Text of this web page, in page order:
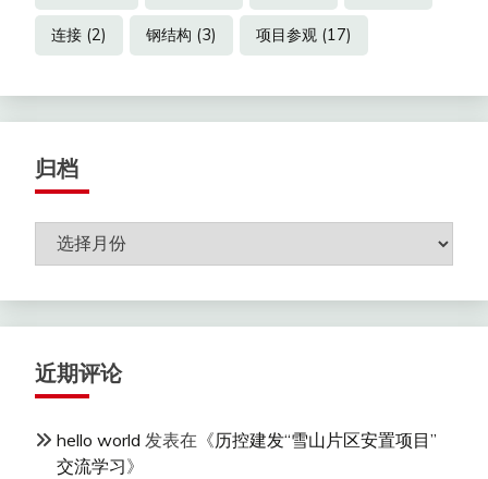
连接 (2) 钢结构 (3) 项目参观 (17)
归档
近期评论
hello world 发表在《历控建发“雪山片区安置项目”
交流学习》